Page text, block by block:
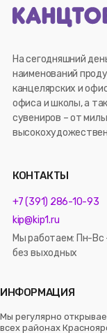
На сегодняшний
наименований
канцелярских и
офиса и школы, а
сувениров – от
КОНТАКТЫ
+7 (391) 286-10-93
kip@kip1.ru
Мы работаем: Пн-Вс
без выходных
ИНФОРМАЦИЯ
Мы регулярно
всех районах